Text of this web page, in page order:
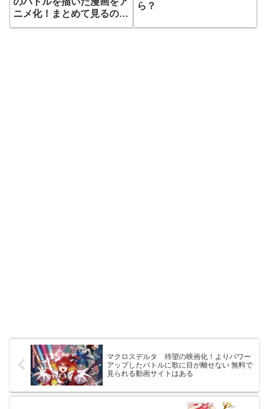
ニメ化！まとめて見るのに
便利な動画サイトは？
ら？
マクロスデルタ 待望の映画化！よりパワー
アップしたバトルに歌に目が離せない 無料で
見られる動画サイトはある